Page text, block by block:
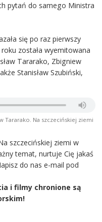
pytań do samego Ministra
się po raz pierwszy
została wyemitowana
Tararako, Zbigniew
Stanisław Szubiński,
Tararako. Na szczecińskiej ziemi
szczecińskiej ziemi w
temat, nurtuje Cię jakaś
do nas e-mail pod
i filmy chronione są